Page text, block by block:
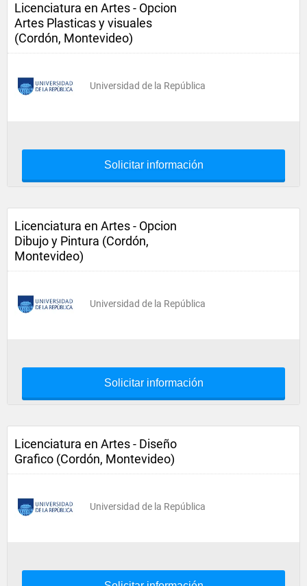
Licenciatura en Artes - Opcion
Artes Plasticas y visuales
(Cordón, Montevideo)
Universidad de la República
Solicitar información
Licenciatura en Artes - Opcion
Dibujo y Pintura (Cordón,
Montevideo)
Universidad de la República
Solicitar información
Licenciatura en Artes - Diseño
Grafico (Cordón, Montevideo)
Universidad de la República